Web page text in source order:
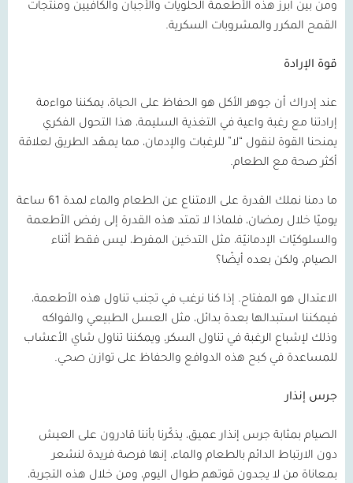
ومن بين أبرز هذه الأطعمة الحلويات والأجبان والكافيين ومنتجات
القمح المكرر والمشروبات السكرية.
قوة الإرادة
عند إدراك أن جوهر الأكل هو الحفاظ على الحياة، يمكننا مواءمة
إرادتنا مع رغبة واعية في التغذية السليمة، هذا التحول الفكري
يمنحنا القوة لنقول “لا” للرغبات والإدمان، مما يمهّد الطريق لعلاقة
أكثر صحة مع الطعام.
ما دمنا نملك القدرة على الامتناع عن الطعام والماء لمدة 61 ساعة
يوميًا خلال رمضان، فلماذا لا تمتد هذه القدرة إلى رفض الأطعمة
والسلوكيّات الإدمانيّة، مثل التدخين المفرط، ليس فقط أثناء
الصيام، ولكن بعده أيضًا؟
الاعتدال هو المفتاح. إذا كنا نرغب في تجنب تناول هذه الأطعمة،
فيمكننا استبدالها بعدة بدائل، مثل العسل الطبيعي والفواكه
وذلك لإشباع الرغبة في تناول السكر، ويمكننا تناول شاي الأعشاب
للمساعدة في كبح هذه الدوافع والحفاظ على توازن صحي.
جرس إنذار
الصيام بمثابة جرس إنذار عميق، يذكّرنا بأننا قادرون على العيش
دون الارتباط الدائم بالطعام والماء، إنها فرصة فريدة لنشعر
بمعاناة من لا يجدون قوتهم طوال اليوم، ومن خلال هذه التجربة،